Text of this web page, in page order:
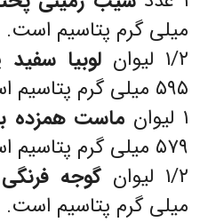
میلی گرم پتاسیم است.
۱/۲ لیوان
لوبیا سفید
۵۹۵ میلی گرم پتاسیم است.
۱ لیوان
ماست همزده
۵۷۹ میلی گرم پتاسیم است.
۱/۲ لیوان
گوجه فرنگی
میلی گرم پتاسیم است.